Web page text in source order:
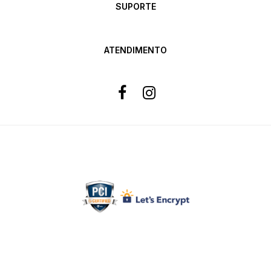
SUPORTE
ATENDIMENTO